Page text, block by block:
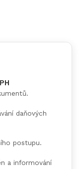
daňových
postupu.
a informování